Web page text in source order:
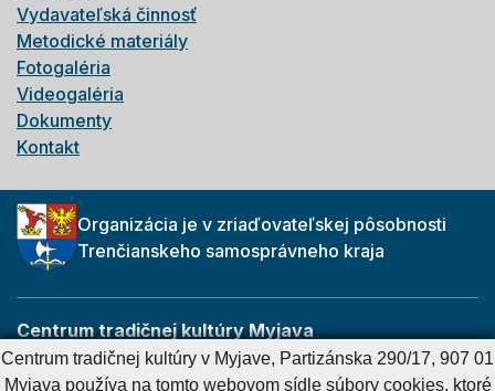
Vydavateľská činnosť
Metodické materiály
Fotogaléria
Videogaléria
Dokumenty
Kontakt
Organizácia je v zriaďovateľskej pôsobnosti
Trenčianskeho samosprávneho kraja
Centrum tradičnej kultúry Myjava
Partizánska 290/17
907 01 Myjava
Centrum tradičnej kultúry v Myjave, Partizánska 290/17, 907 01
Myjava používa na tomto webovom sídle súbory cookies, ktoré